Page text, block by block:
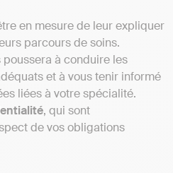
en mesure de leur expliquer
parcours de soins.
poussera à conduire les
et à vous tenir informé
liées à votre spécialité.
, qui sont
de vos obligations